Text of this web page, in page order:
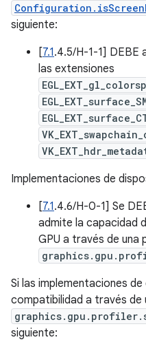
siguiente:
[7.1.4.5/H-1-1] DEBE
las extensiones
Implementaciones de
[7.1.4.6/H-0-1] Se
admite la capacidad
GPU a través de una
Si las implementaciones
compatibilidad a través de
siguiente: